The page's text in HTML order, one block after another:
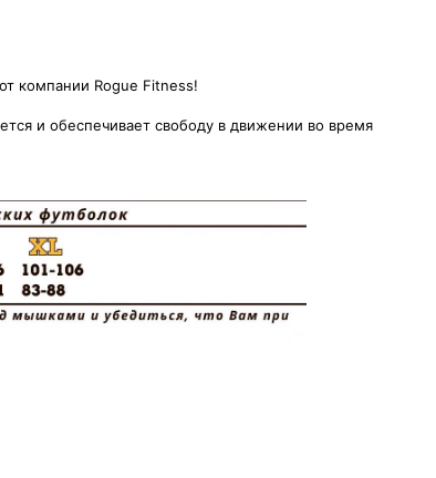
компании Rogue Fitness!
и обеспечивает свободу в движении во время